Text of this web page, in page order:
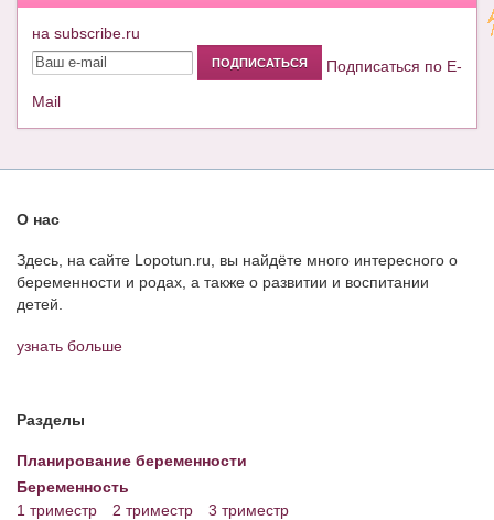
на subscribe.ru
Подписаться по E-
Mail
О нас
Здесь, на сайте Lopotun.ru, вы найдёте много интересного о
беременности и родах, а также о развитии и воспитании
детей.
узнать больше
Разделы
Планирование беременности
Беременность
1 триместр
2 триместр
3 триместр